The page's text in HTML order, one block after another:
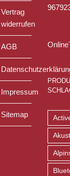
Vertrag
widerrufen
AGB
Impressum
Sitemap